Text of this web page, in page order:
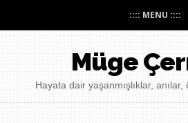
:::: MENU ::::
Müge
Hayata dair yaşanmışlıklar,